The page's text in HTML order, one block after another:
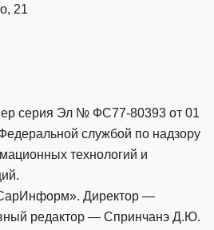
21
серия Эл № ФС77-80393 от 01
службой по надзору
технологий и
Директор —
редактор — Спринчанэ Д.Ю.